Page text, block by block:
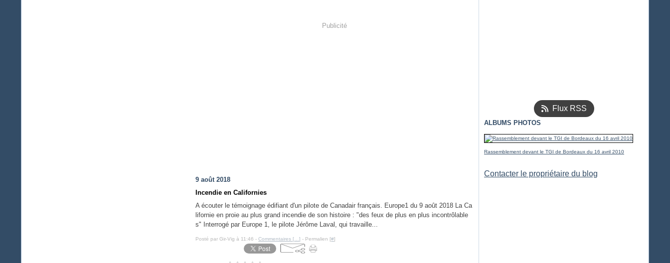
Publicité
9 août 2018
Incendie en Californies
A écouter le témoignage édifiant d'un pilote de Canadair français. Europe1 du 9 août 2018 La Ca
lifornie en proie au plus grand incendie de son histoire : "des feux de plus en plus incontrôlable
s" Interrogé par Europe 1, le pilote Jérôme Laval, qui travaille...
Posté par Gir-Vig à 11:46 -Commentaires [ …] - Permalien [#]
Flux RSS
ALBUMS PHOTOS
Rassemblement devant le TGI de Bordeaux du 16 avril 2010
Contacter le propriétaire du blog